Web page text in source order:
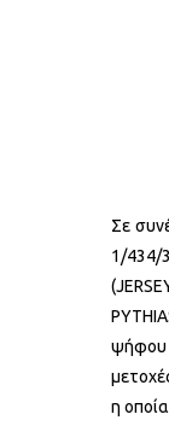
Σε
1/434/
ψήφου
η